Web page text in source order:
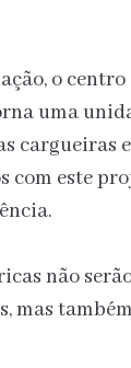
o
uma
cargueiras
com este
não
mas